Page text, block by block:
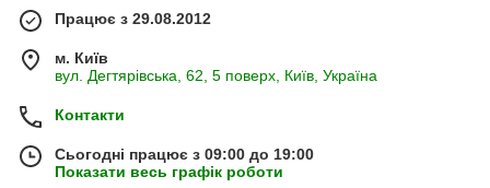
Працює з 29.08.2012
м. Київ
вул. Дегтярівська, 62, 5 поверх, Київ, Україна
Контакти
Сьогодні працює з 09:00 до 19:00
Показати весь графік роботи